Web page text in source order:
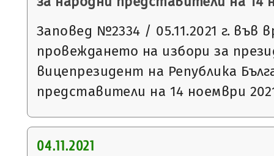
Заповед №2334 / 05.11.2021 г. във
провеждането на избори за
вицепрезидент на Република
представители на 14 ноември
04.11.2021